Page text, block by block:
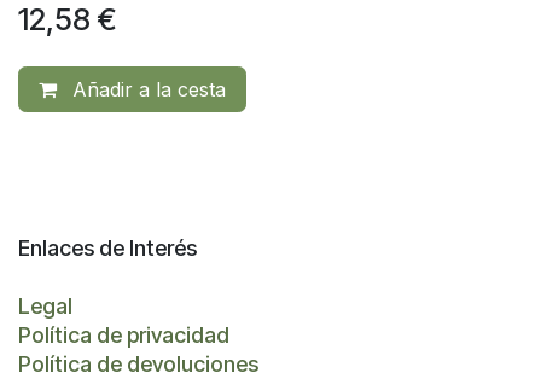
12,58 €
Añadir a la cesta
Enlaces de Interés
Legal
Política de privacidad
Política de devoluciones